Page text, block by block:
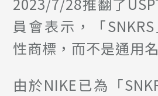
員會表示，「
性商標，而不是通用
由於NIKE已為「